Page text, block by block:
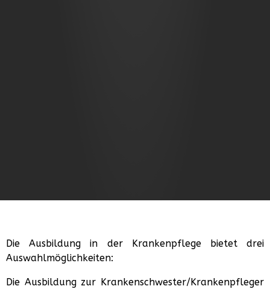
Die Ausbildung in der Krankenpflege bietet drei
Auswahlmöglichkeiten:
Die Ausbildung zur Krankenschwester/Krankenpfleger